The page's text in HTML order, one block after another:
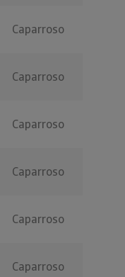
Caparroso
Caparroso
Caparroso
Caparroso
Caparroso
Caparroso